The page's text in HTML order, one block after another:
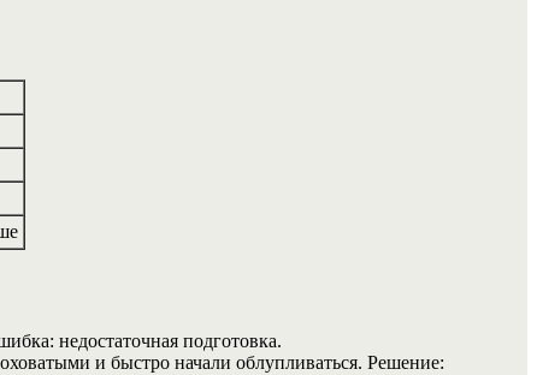
недостаточная подготовка.
и быстро начали облупливаться. Решение: